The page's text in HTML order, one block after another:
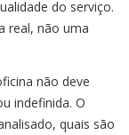
do serviço.
real, não uma
não deve
indefinida. O
quais são